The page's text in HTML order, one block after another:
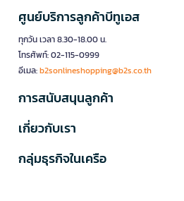
ศูนย์บริการลูกค้าบีทูเอส
ทุกวัน เวลา 8.30-18.00 น.
โทรศัพท์: 02-115-0999
อีเมล:b2sonlineshopping@b2s.co.th
การสนับสนุนลูกค้า
เกี่ยวกับเรา
กลุ่มธุรกิจในเครือ